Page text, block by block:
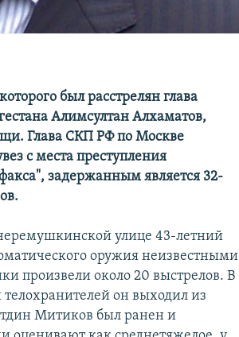
был расстрелян глава
Алимсултан Алхаматов,
Глава СКП РФ по Москве
с места преступления
задержанным является 32-
улице 43-летний
оружия неизвестными
произвели около 20 выстрелов. В
он выходил из
Митиков был ранен и